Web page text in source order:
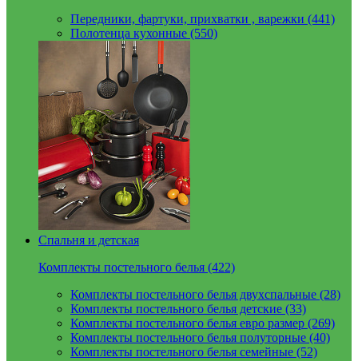
Передники, фартуки, прихватки , варежки (441)
Полотенца кухонные (550)
Спальня и детская
Комплекты постельного белья (422)
Комплекты постельного белья двухспальные (28)
Комплекты постельного белья детские (33)
Комплекты постельного белья евро размер (269)
Комплекты постельного белья полуторные (40)
Комплекты постельного белья семейные (52)